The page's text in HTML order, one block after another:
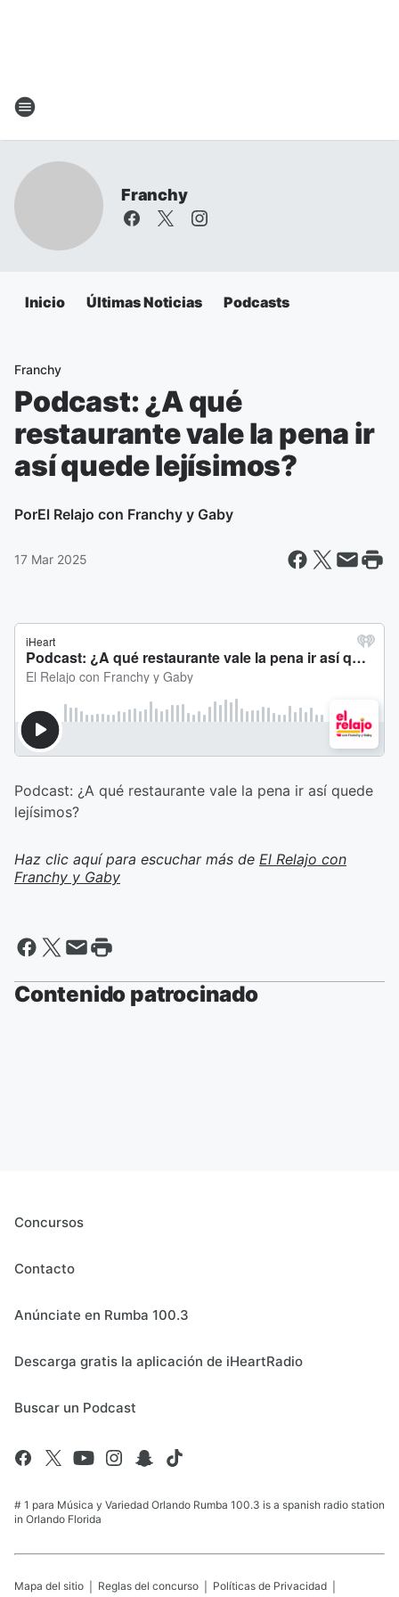
Franchy
Inicio Últimas Noticias Podcasts
Franchy
Podcast: ¿A qué
restaurante vale la pena ir
así quede lejísimos?
PorEl Relajo con Franchy y Gaby
17 Mar 2025
Podcast: ¿A qué restaurante vale la pena ir así quede
lejísimos?
Haz clic aquí para escuchar más de El Relajo con
Franchy y Gaby
Contenido patrocinado
Concursos
Contacto
Anúnciate en Rumba 100.3
Descarga gratis la aplicación de iHeartRadio
Buscar un Podcast
# 1 para Música y Variedad Orlando Rumba 100.3 is a spanish radio station
in Orlando Florida
Mapa del sitio Reglas del concurso Políticas de Privacidad